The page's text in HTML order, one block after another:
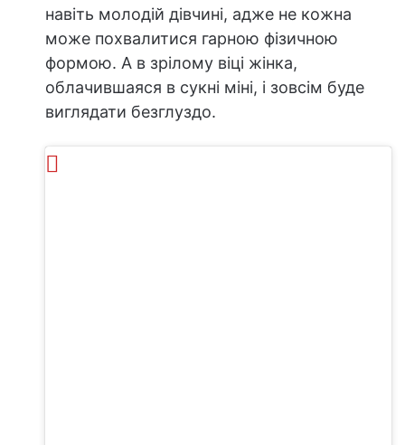
навіть молодій дівчині, адже не кожна
може похвалитися гарною фізичною
формою. А в зрілому віці жінка,
облачившаяся в сукні міні, і зовсім буде
виглядати безглуздо.